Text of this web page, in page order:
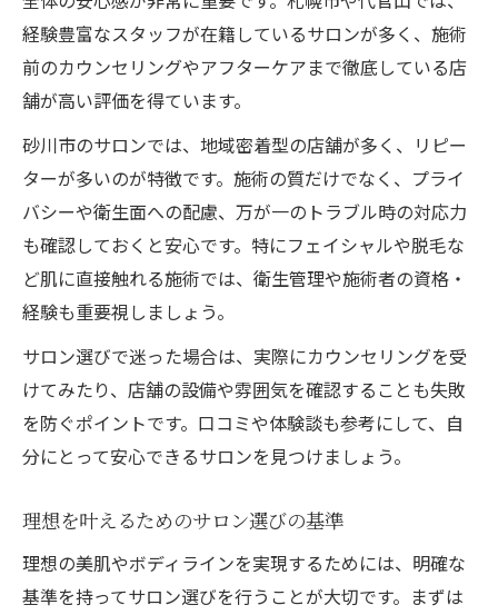
経験豊富なスタッフが在籍しているサロンが多く、施術
前のカウンセリングやアフターケアまで徹底している店
舗が高い評価を得ています。
砂川市のサロンでは、地域密着型の店舗が多く、リピー
ターが多いのが特徴です。施術の質だけでなく、プライ
バシーや衛生面への配慮、万が一のトラブル時の対応力
も確認しておくと安心です。特にフェイシャルや脱毛な
ど肌に直接触れる施術では、衛生管理や施術者の資格・
経験も重要視しましょう。
サロン選びで迷った場合は、実際にカウンセリングを受
けてみたり、店舗の設備や雰囲気を確認することも失敗
を防ぐポイントです。口コミや体験談も参考にして、自
分にとって安心できるサロンを見つけましょう。
理想を叶えるためのサロン選びの基準
理想の美肌やボディラインを実現するためには、明確な
基準を持ってサロン選びを行うことが大切です。まずは